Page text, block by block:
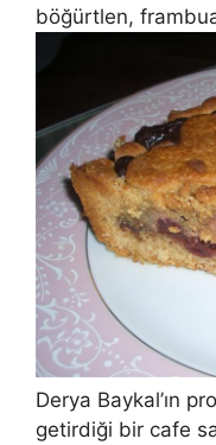
böğürtlen,
Derya Baykal’ın
getirdiği bir cafe